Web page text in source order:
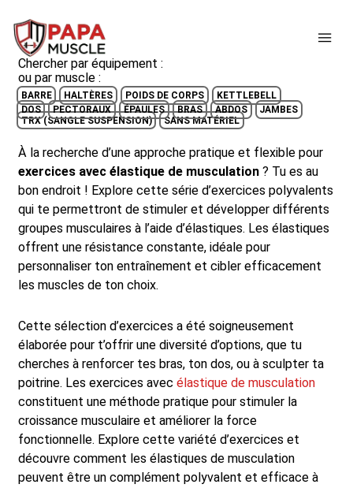
passer
contenu
principal
Chercher par équipement :
BARRE HALTÈRES POIDS DE CORPS KETTLEBELL
TRX (SANGLE SUSPENSION) SANS MATÉRIEL
ou par muscle :
DOS PECTORAUX ÉPAULES BRAS ABDOS JAMBES
À la recherche d’une approche pratique et flexible pour
exercices avec élastique de musculation? Tu es au
bon endroit ! Explore cette série d’exercices polyvalents
qui te permettront de stimuler et développer différents
groupes musculaires à l’aide d’élastiques. Les élastiques
offrent une résistance constante, idéale pour
personnaliser ton entraînement et cibler efficacement
les muscles de ton choix.
Cette sélection d’exercices a été soigneusement
élaborée pour t’offrir une diversité d’options, que tu
cherches à renforcer tes bras, ton dos, ou à sculpter ta
poitrine. Les exercices avec élastique de musculation
constituent une méthode pratique pour stimuler la
croissance musculaire et améliorer la force
fonctionnelle. Explore cette variété d’exercices et
découvre comment les élastiques de musculation
peuvent être un complément polyvalent et efficace à